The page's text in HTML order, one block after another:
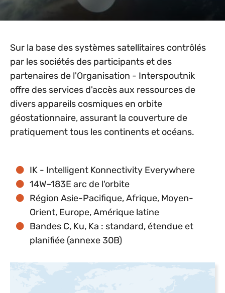
Sur la base des systèmes satellitaires contrôlés
par les sociétés des participants et des
partenaires de l'Organisation - Interspoutnik
offre des services d'accès aux ressources de
divers appareils cosmiques en orbite
géostationnaire, assurant la couverture de
pratiquement tous les continents et océans.
IK - Intelligent Konnectivity Everywhere
14W–183E arc de l'orbite
Région Asie-Pacifique, Afrique, Moyen-
Orient, Europe, Amérique latine
Bandes C, Ku, Ka : standard, étendue et
planifiée (annexe 30B)